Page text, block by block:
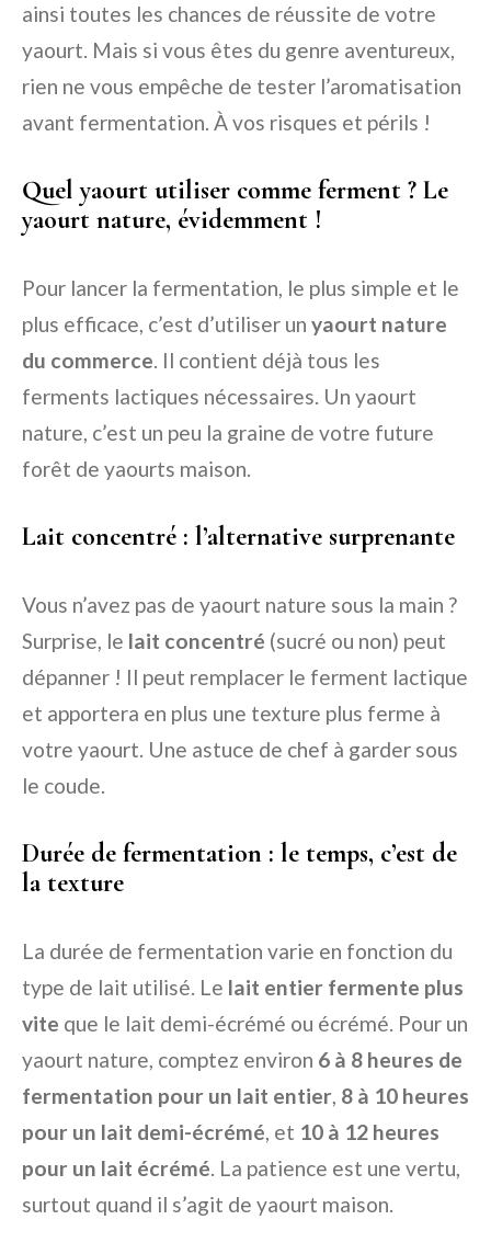
ainsi toutes les chances de réussite de votre
yaourt. Mais si vous êtes du genre aventureux,
rien ne vous empêche de tester l’aromatisation
avant fermentation. À vos risques et périls !
Quel yaourt utiliser comme ferment ? Le
yaourt nature, évidemment !
Pour lancer la fermentation, le plus simple et le
plus efficace, c’est d’utiliser un yaourt nature
du commerce. Il contient déjà tous les
ferments lactiques nécessaires. Un yaourt
nature, c’est un peu la graine de votre future
forêt de yaourts maison.
Lait concentré : l’alternative surprenante
Vous n’avez pas de yaourt nature sous la main ?
Surprise, le lait concentré (sucré ou non) peut
dépanner ! Il peut remplacer le ferment lactique
et apportera en plus une texture plus ferme à
votre yaourt. Une astuce de chef à garder sous
le coude.
Durée de fermentation : le temps, c’est de
la texture
La durée de fermentation varie en fonction du
type de lait utilisé. Le lait entier fermente plus
vite que le lait demi-écrémé ou écrémé. Pour un
yaourt nature, comptez environ 6 à 8 heures de
fermentation pour un lait entier, 8 à 10 heures
pour un lait demi-écrémé, et 10 à 12 heures
pour un lait écrémé. La patience est une vertu,
surtout quand il s’agit de yaourt maison.